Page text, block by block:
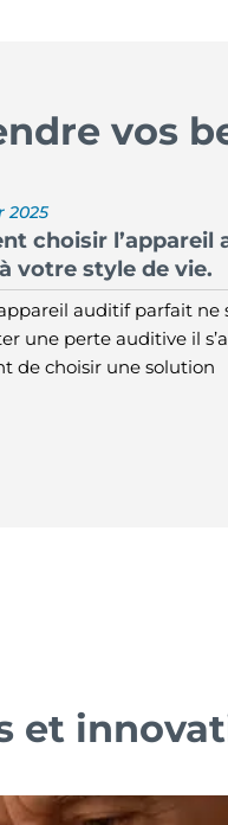
vos
2025
choisir l’appareil
votre style de vie.
auditif parfait ne
une perte auditive il
de choisir une solution
et